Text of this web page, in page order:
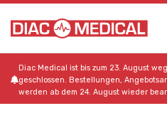
Diac Medical ist bis zum 23. August
geschlossen. Bestellungen,
werden ab dem 24. August wieder